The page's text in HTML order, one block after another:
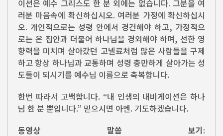
이션은 예수 그리스도 한 분 외에는 없습니다. 그분을 여
러분 마음속에 확신하십시오. 여러분 가정에 확신하십시
오. 개인적으로는 성령 안에서 경건해야 하고, 가정적으
로는 온 집안과 더불어 하나님을 경외해야 하며, 선한 영
향력을 미치며 살아갔던 고넬료처럼 많은 사람들을 구제
하고 항상 하나님과 교통하며 성령 충만하게 살아가는 성
도들이 되시기를 예수님 이름으로 축복합니다.
한번 따라서 고백합니다. “내 인생의 내비게이션은 하나
님 한 분 뿐입니다.” 믿으시면 아멘. 기도하겠습니다.
동영상 말씀 보기: